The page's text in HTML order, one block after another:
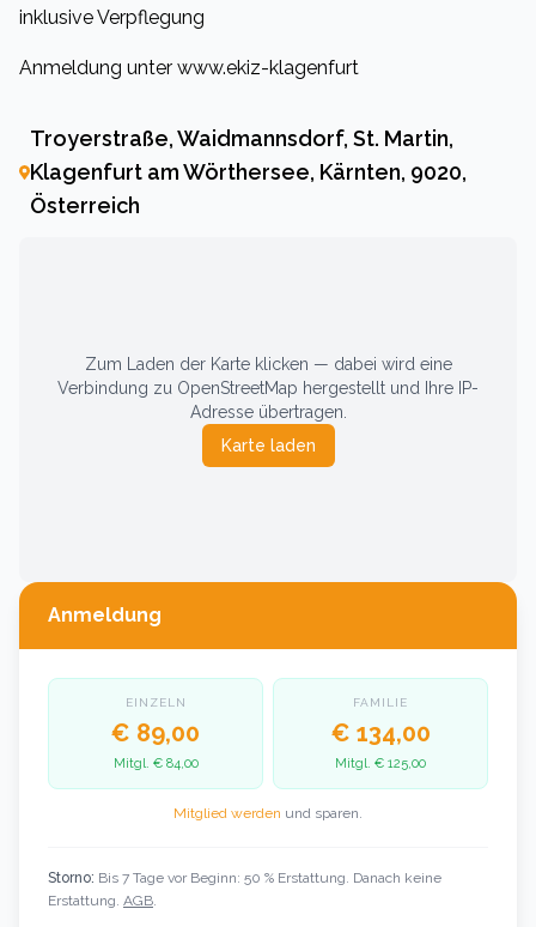
inklusive Verpflegung
Anmeldung unter www.ekiz-klagenfurt
Troyerstraße, Waidmannsdorf, St. Martin,
Klagenfurt am Wörthersee, Kärnten, 9020,
Österreich
Zum Laden der Karte klicken — dabei wird eine
Verbindung zu OpenStreetMap hergestellt und Ihre IP-
Adresse übertragen.
Karte laden
Anmeldung
EINZELN
€ 89,00
Mitgl. € 84,00
FAMILIE
€ 134,00
Mitgl. € 125,00
Mitglied werden und sparen.
Storno: Bis 7 Tage vor Beginn: 50 % Erstattung. Danach keine
Erstattung. AGB